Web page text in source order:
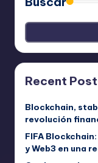
Recent
Blockchain,
revolución
FIFA
y Web3 en una